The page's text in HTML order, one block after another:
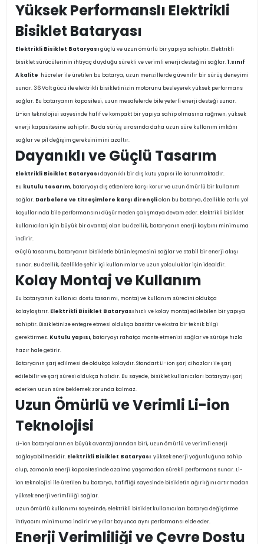
Yüksek Performanslı Elektrikli
Bisiklet Bataryası
Elektrikli Bisiklet Bataryasıgüçlü ve uzun ömürlü bir yapıya sahiptir. Elektrikli
bisiklet sürücülerinin ihtiyaç duyduğu sürekli ve verimli enerji desteğini sağlar.1.sınıf
A kalite hücreler ile üretilen bu batarya, uzun menzillerde güvenilir bir sürüş deneyimi
sunar. 36 Volt gücü ile elektrikli bisikletinizin motorunu besleyerek yüksek performans
sağlar. Bu bataryanın kapasitesi, uzun mesafelerde bile yeterli enerji desteği sunar.
Li-ion teknolojisi sayesinde hafif ve kompakt bir yapıya sahip olmasına rağmen, yüksek
enerji kapasitesine sahiptir. Bu da sürüş sırasında daha uzun süre kullanım imkânı
sağlar ve pil değişim gereksinimini azaltır.
Dayanıklı ve Güçlü Tasarım
Elektrikli Bisiklet Bataryasıdayanıklı bir dış kutu yapısı ile korunmaktadır.
Bu kutulu tasarım, bataryayı dış etkenlere karşı korur ve uzun ömürlü bir kullanım
sağlar. Darbelere ve titreşimlere karşı dirençliolan bu batarya, özellikle zorlu yol
koşullarında bile performansını düşürmeden çalışmaya devam eder. Elektrikli bisiklet
kullanıcıları için büyük bir avantaj olan bu özellik, bataryanın enerji kaybını minimuma
indirir.
Güçlü tasarımı, bataryanın bisikletle bütünleşmesini sağlar ve stabil bir enerji akışı
sunar. Bu özellik, özellikle şehir içi kullanımlar ve uzun yolculuklar için idealdir.
Kolay Montaj ve Kullanım
Bu bataryanın kullanıcı dostu tasarımı, montaj ve kullanım sürecini oldukça
kolaylaştırır. Elektrikli Bisiklet Bataryası hızlı ve kolay montaj edilebilen bir yapıya
sahiptir. Bisikletinize entegre etmesi oldukça basittir ve ekstra bir teknik bilgi
gerektirmez. Kutulu yapısı, bataryayı rahatça monte etmenizi sağlar ve sürüşe hızla
hazır hale getirir.
Bataryanın şarj edilmesi de oldukça kolaydır. Standart Li-ion şarj cihazları ile şarj
edilebilir ve şarj süresi oldukça hızlıdır. Bu sayede, bisiklet kullanıcıları bataryayı şarj
ederken uzun süre beklemek zorunda kalmaz.
Uzun Ömürlü ve Verimli Li-ion
Teknolojisi
Li-ion bataryaların en büyük avantajlarından biri, uzun ömürlü ve verimli enerji
sağlayabilmesidir. Elektrikli Bisiklet Bataryası yüksek enerji yoğunluğuna sahip
olup, zamanla enerji kapasitesinde azalma yaşamadan sürekli performans sunar. Li-
ion teknolojisi ile üretilen bu batarya, hafifliği sayesinde bisikletin ağırlığını artırmadan
yüksek enerji verimliliği sağlar.
Uzun ömürlü kullanımı sayesinde, elektrikli bisiklet kullanıcıları batarya değiştirme
ihtiyacını minimuma indirir ve yıllar boyunca aynı performansı elde eder.
Enerji Verimliliği ve Çevre Dostu